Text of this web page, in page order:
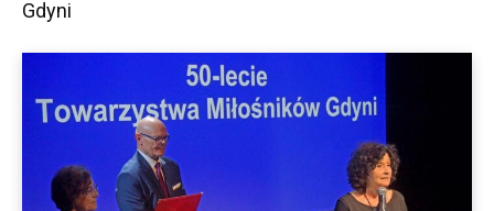
Gdyni